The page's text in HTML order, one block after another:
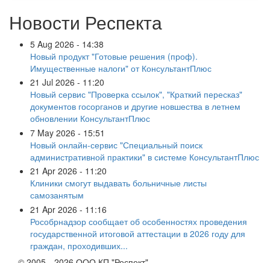
Новости Респекта
5 Aug 2026 - 14:38
Новый продукт "Готовые решения (проф).
Имущественные налоги" от КонсультантПлюс
21 Jul 2026 - 11:20
Новый сервис "Проверка ссылок", "Краткий пересказ"
документов госорганов и другие новшества в летнем
обновлении КонсультантПлюс
7 May 2026 - 15:51
Новый онлайн-сервис "Специальный поиск
административной практики" в системе КонсультантПлюс
21 Apr 2026 - 11:20
Клиники смогут выдавать больничные листы
самозанятым
21 Apr 2026 - 11:16
Рособрнадзор сообщает об особенностях проведения
государственной итоговой аттестации в 2026 году для
граждан, проходивших...